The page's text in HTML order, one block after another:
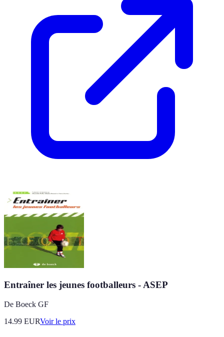
Entraîner les jeunes footballeurs - ASEP
De Boeck GF
14.99 EURVoir le prix